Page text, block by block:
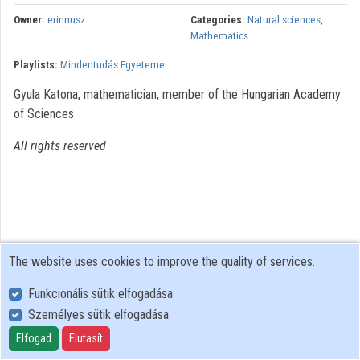
Contributors
Owner: erinnusz Categories: Natural sciences,
Mathematics
Playlists: Mindentudás Egyeteme
Gyula Katona, mathematician, member of the Hungarian Academy
of Sciences
All rights reserved
User Policy
Adatkezelési tájékoztató (en)
Cookie Policy
The website uses cookies to improve the quality of services.
Funkcionális sütik elfogadása
Személyes sütik elfogadása
Elfogad Elutasít